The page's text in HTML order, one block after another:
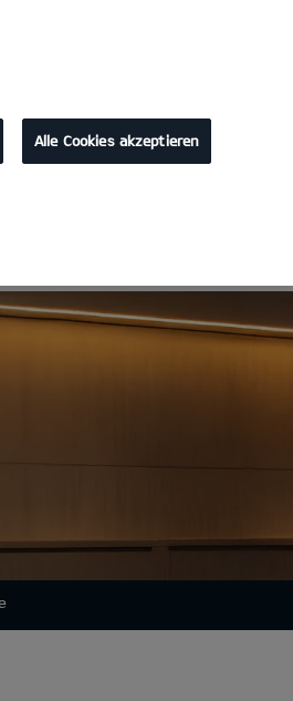
Alle Cookies akzeptieren